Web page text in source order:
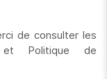
de consulter les
et Politique de